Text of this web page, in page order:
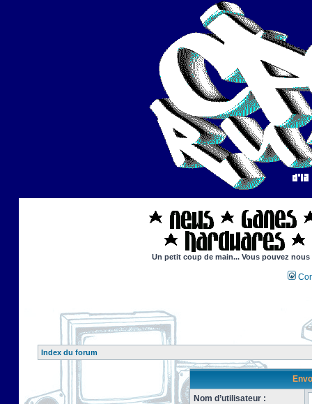
Un petit coup de main... Vous pouvez
Index du forum
Nom d’utilisateur :